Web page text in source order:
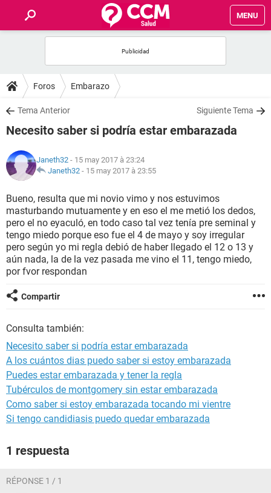
MENU
FORUMS
SALUD
NUTRICIÓN
BIENESTAR
SEXUALIDAD
GLOSARIO
Foros Embarazo
Tema Anterior Siguiente Tema
Necesito saber si podría estar embarazada
Janeth32 - 15 may 2017 à 23:24
Janeth32 - 15 may 2017 à 23:55
Bueno, resulta que mi novio vimo y nos estuvimos
masturbando mutuamente y en eso el me metió los dedos,
pero el no eyaculó, en todo caso tal vez tenía pre seminal y
tengo miedo porque eso fue el 4 de mayo y soy irregular
pero según yo mi regla debió de haber llegado el 12 o 13 y
aún nada, la de la vez pasada me vino el 11, tengo miedo,
por fvor respondan
Compartir
Consulta también:
Necesito saber si podría estar embarazada
A los cuántos dias puedo saber si estoy embarazada
Puedes estar embarazada y tener la regla
Tubérculos de montgomery sin estar embarazada
Como saber si estoy embarazada tocando mi vientre
Si tengo candidiasis puedo quedar embarazada
1 respuesta
RÉPONSE 1 / 1